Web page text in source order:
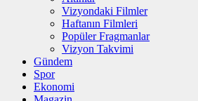
Vizyondaki Filmler
Haftanın Filmleri
Popüler Fragmanlar
Vizyon Takvimi
Gündem
Spor
Ekonomi